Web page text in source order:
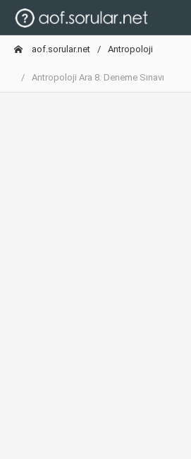
aof.sorular.net Antropoloji
Antropoloji Ara 8. Deneme Sınavı